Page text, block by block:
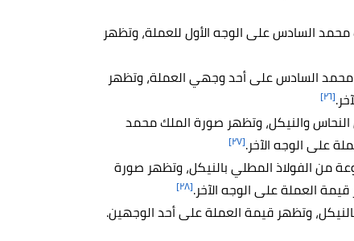
وتظهر صورة الملك محمد السادس على الوجه الأول للعملة، وتظهر
وتظهر صورة الملك محمد السادس على أحد وجهي العملة، وتظهر
[٢٦]
من النحاس والنيكل، وتظهر صورة الملك محمد
على الوجه الآخر.[٢٧]
مصنوعة من الفولاذ المطلي بالنيكل، وتظهر صورة
العملة على الوجه الآخر.[٢٨]